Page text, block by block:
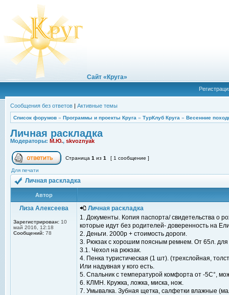
Сайт «Круга»
Сообщения без ответов | Активные темы
Список форумов » Программы и проекты Круга » ТурКлуб Круга » Весенние
Личная раскладка
Модераторы: М.Ю., skvoznyak
Страница 1 из 1 [ 1 сообщение ]
Для печати
Личная раскладка
Автор
Лиза Алексеева
Зарегистрирован: 10
май 2016, 12:18
Сообщений: 78
Личная раскладка
1. Документы. Копия паспорта/ свидетельства о
которые идут без родителей- доверенность на
2. Деньги. 2000р + стоимость дороги.
3. Рюкзак с хорошим поясным ремнем. От 65л.
3.1. Чехол на рюкзак.
4. Пенка туристическая (1 шт). (трехслойная,
Или надувная у кого есть.
5. Спальник с температурой комфорта от -5C°,
6. КЛМН. Кружка, ложка, миска, нож.
7. Умывалка. Зубная щетка, салфетки влажные